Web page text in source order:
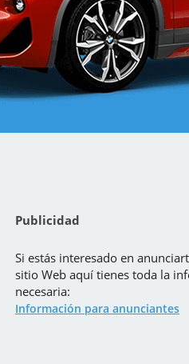
Publicidad
Si estás interesado en
sitio Web aquí tienes toda la
necesaria:
Información para anunciantes